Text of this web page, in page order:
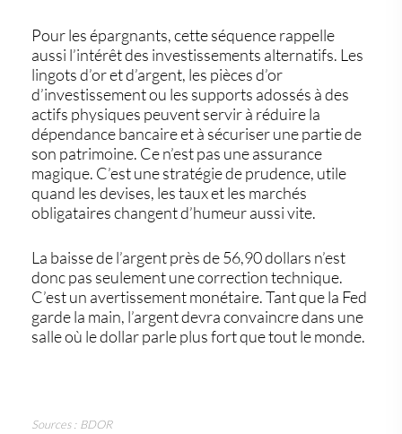
Pour les épargnants, cette séquence rappelle
aussi l’intérêt des investissements alternatifs. Les
lingots d’or et d’argent, les pièces d’or
d’investissement ou les supports adossés à des
actifs physiques peuvent servir à réduire la
dépendance bancaire et à sécuriser une partie de
son patrimoine. Ce n’est pas une assurance
magique. C’est une stratégie de prudence, utile
quand les devises, les taux et les marchés
obligataires changent d’humeur aussi vite.
La baisse de l’argent près de 56,90 dollars n’est
donc pas seulement une correction technique.
C’est un avertissement monétaire. Tant que la Fed
garde la main, l’argent devra convaincre dans une
salle où le dollar parle plus fort que tout le monde.
Sources : BDOR